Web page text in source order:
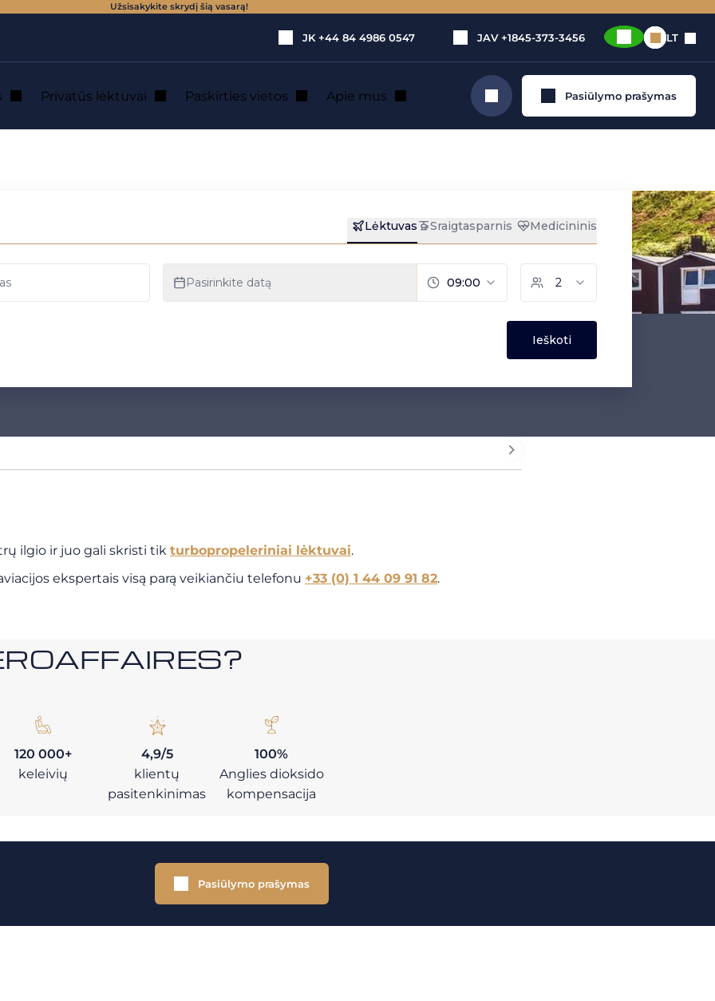
Užsisakykite skrydį šią vasarą!
JK +44 84 4986 0547 JAV +1845-373-3456 LT
Privatūs lėktuvai Paskirties vietos Apie mus Ieškoti Pasiūlymo prašymas
ilgio ir juo gali skristi tik turbopropeleriniai lėktuvai.
ekspertais visą parą veikiančiu telefonu +33 (0) 1 44 09 91 82.
120 000+
keleivių
4,9/5
klientų
pasitenkinimas
100%
Anglies dioksido
kompensacija
Pasiūlymo prašymas